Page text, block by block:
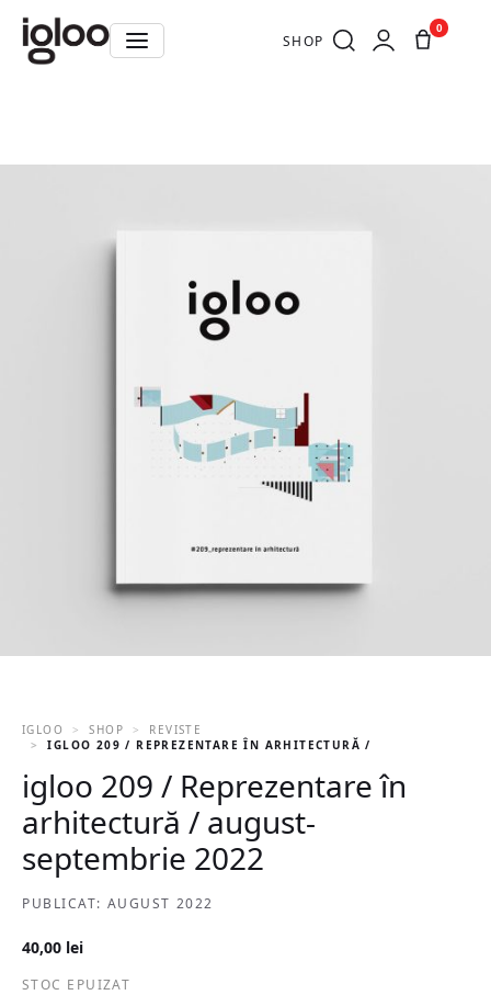
SHOP
0
IGLOO SHOP
REVISTE
IGLOO 209 / REPREZENTARE ÎN ARHITECTURĂ / AUGUST-
igloo 209 / Reprezentare în
arhitectură / august-
septembrie 2022
PUBLICAT: AUGUST 2022
40,00 lei
STOC EPUIZAT